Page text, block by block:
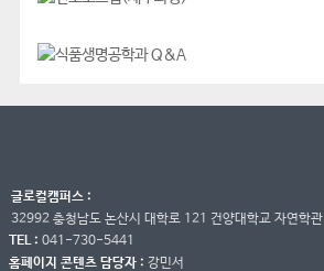
글로컬캠퍼스 :
32992 충청남도 논산시 대학로 121 건양대학교 자연학관
TEL : 041-730-5441
홈페이지 콘텐츠 담당자 : 강민서